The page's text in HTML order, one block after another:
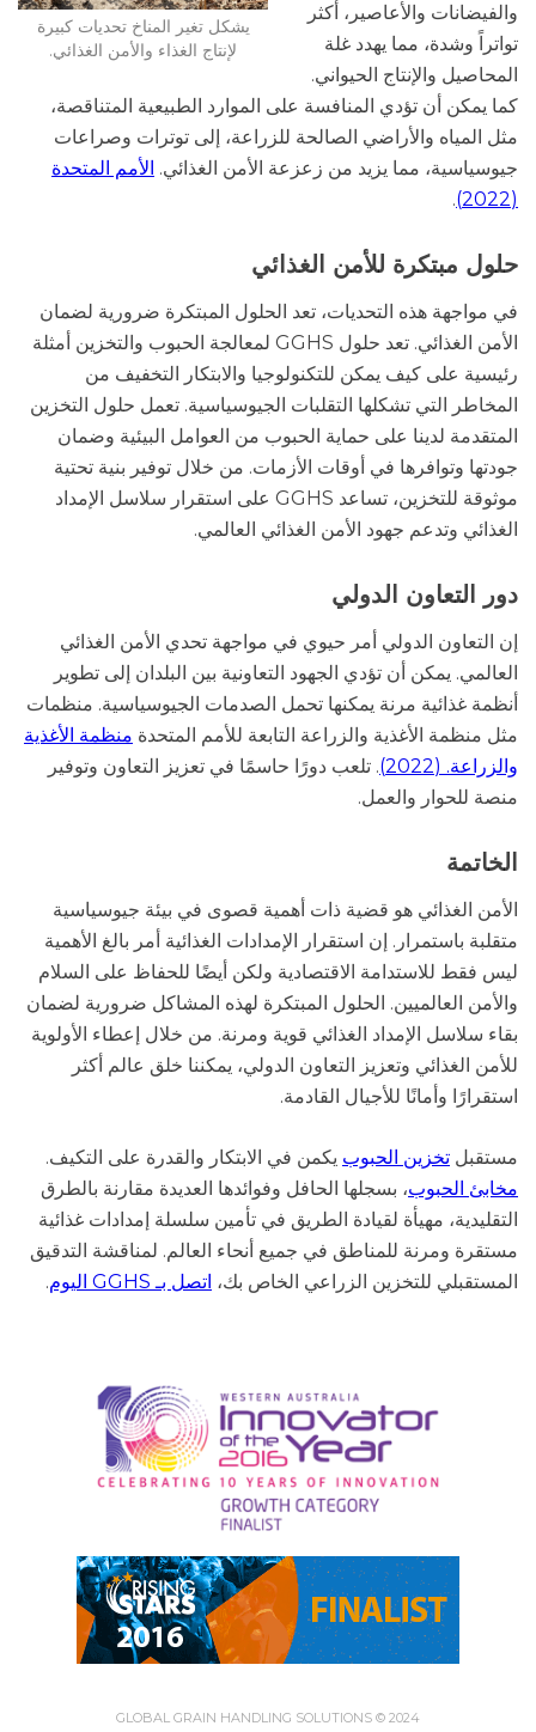
يشكل تغير المناخ تحديات كبيرة
لإنتاج الغذاء والأمن الغذائي.
والفيضانات والأعاصير، أكثر
تواتراً وشدة، مما يهدد غلة
المحاصيل والإنتاج الحيواني.
كما يمكن أن تؤدي المنافسة على الموارد الطبيعية المتناقصة،
مثل المياه والأراضي الصالحة للزراعة، إلى توترات وصراعات
جيوسياسية، مما يزيد من زعزعة الأمن الغذائي. الأمم المتحدة
(2022)
.
حلول مبتكرة للأمن الغذائي
في مواجهة هذه التحديات، تعد الحلول المبتكرة ضرورية لضمان
الأمن الغذائي. تعد حلول GGHS لمعالجة الحبوب والتخزين أمثلة
رئيسية على كيف يمكن للتكنولوجيا والابتكار التخفيف من
المخاطر التي تشكلها التقلبات الجيوسياسية. تعمل حلول التخزين
المتقدمة لدينا على حماية الحبوب من العوامل البيئية وضمان
جودتها وتوافرها في أوقات الأزمات. من خلال توفير بنية تحتية
موثوقة للتخزين، تساعد GGHS على استقرار سلاسل الإمداد
الغذائي وتدعم جهود الأمن الغذائي العالمي.
دور التعاون الدولي
إن التعاون الدولي أمر حيوي في مواجهة تحدي الأمن الغذائي
العالمي. يمكن أن تؤدي الجهود التعاونية بين البلدان إلى تطوير
أنظمة غذائية مرنة يمكنها تحمل الصدمات الجيوسياسية. منظمات
مثل منظمة الأغذية والزراعة التابعة للأمم المتحدة منظمة الأغذية
والزراعة. (2022)
. تلعب دورًا حاسمًا في تعزيز التعاون وتوفير
منصة للحوار والعمل.
الخاتمة
الأمن الغذائي هو قضية ذات أهمية قصوى في بيئة جيوسياسية
متقلبة باستمرار. إن استقرار الإمدادات الغذائية أمر بالغ الأهمية
ليس فقط للاستدامة الاقتصادية ولكن أيضًا للحفاظ على السلام
والأمن العالميين. الحلول المبتكرة لهذه المشاكل ضرورية لضمان
بقاء سلاسل الإمداد الغذائي قوية ومرنة. من خلال إعطاء الأولوية
للأمن الغذائي وتعزيز التعاون الدولي، يمكننا خلق عالم أكثر
استقرارًا وأمانًا للأجيال القادمة.
مستقبل تخزين الحبوب يكمن في الابتكار والقدرة على التكيف.
مخابئ الحبوب، بسجلها الحافل وفوائدها العديدة مقارنة بالطرق
التقليدية، مهيأة لقيادة الطريق في تأمين سلسلة إمدادات غذائية
مستقرة ومرنة للمناطق في جميع أنحاء العالم. لمناقشة التدقيق
المستقبلي للتخزين الزراعي الخاص بك، اتصل بـ GGHS اليوم .
GLOBAL GRAIN HANDLING SOLUTIONS © 2024